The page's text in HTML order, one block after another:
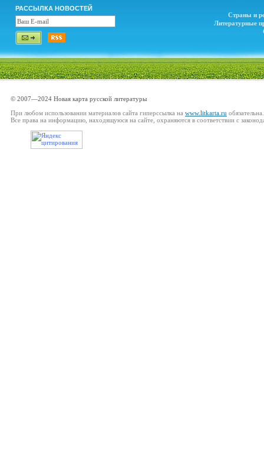
РАССЫЛКА НОВОСТЕЙ
Страны и
Литературные
© 2007—2024 Новая карта русской литературы
При любом использовании материалов сайта гиперссылка на www.litkarta.ru обязательна.
Все права на информацию, находящуюся на сайте, охраняются в соответствии с